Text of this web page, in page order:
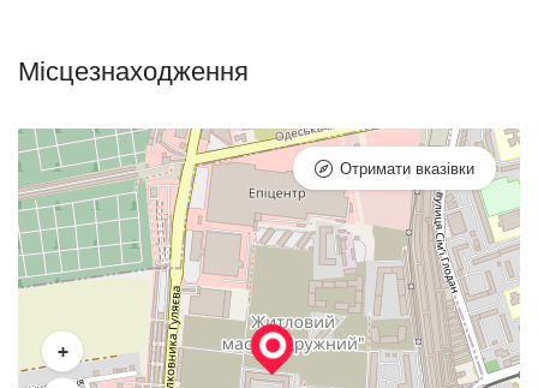
Місцезнаходження
+
Отримати вказівки